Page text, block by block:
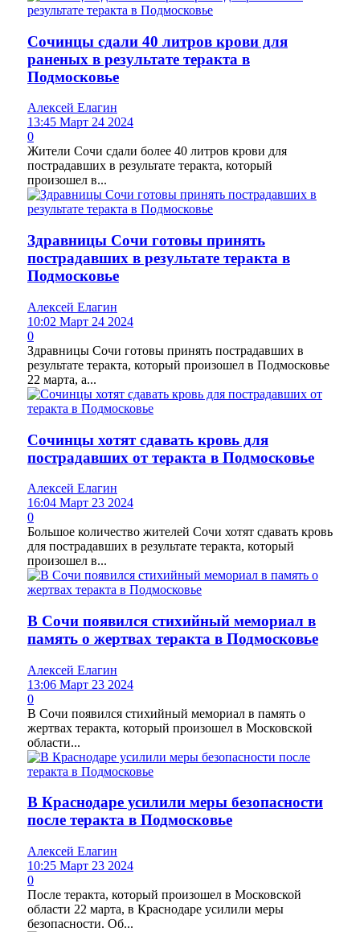
Сочинцы сдали 40 литров крови для
раненых в результате теракта в
Подмосковье
Алексей Елагин
13:45 Март 24 2024
0
Жители Сочи сдали более 40 литров крови для
пострадавших в результате теракта, который
произошел в...
Здравницы Сочи готовы принять
пострадавших в результате теракта в
Подмосковье
Алексей Елагин
10:02 Март 24 2024
0
Здравницы Сочи готовы принять пострадавших в
результате теракта, который произошел в Подмосковье
22 марта, а...
Сочинцы хотят сдавать кровь для
пострадавших от теракта в Подмосковье
Алексей Елагин
16:04 Март 23 2024
0
Большое количество жителей Сочи хотят сдавать кровь
для пострадавших в результате теракта, который
произошел в...
В Сочи появился стихийный мемориал в
память о жертвах теракта в Подмосковье
Алексей Елагин
13:06 Март 23 2024
0
В Сочи появился стихийный мемориал в память о
жертвах теракта, который произошел в Московской
области...
В Краснодаре усилили меры безопасности
после теракта в Подмосковье
Алексей Елагин
10:25 Март 23 2024
0
После теракта, который произошел в Московской
области 22 марта, в Краснодаре усилили меры
безопасности. Об...